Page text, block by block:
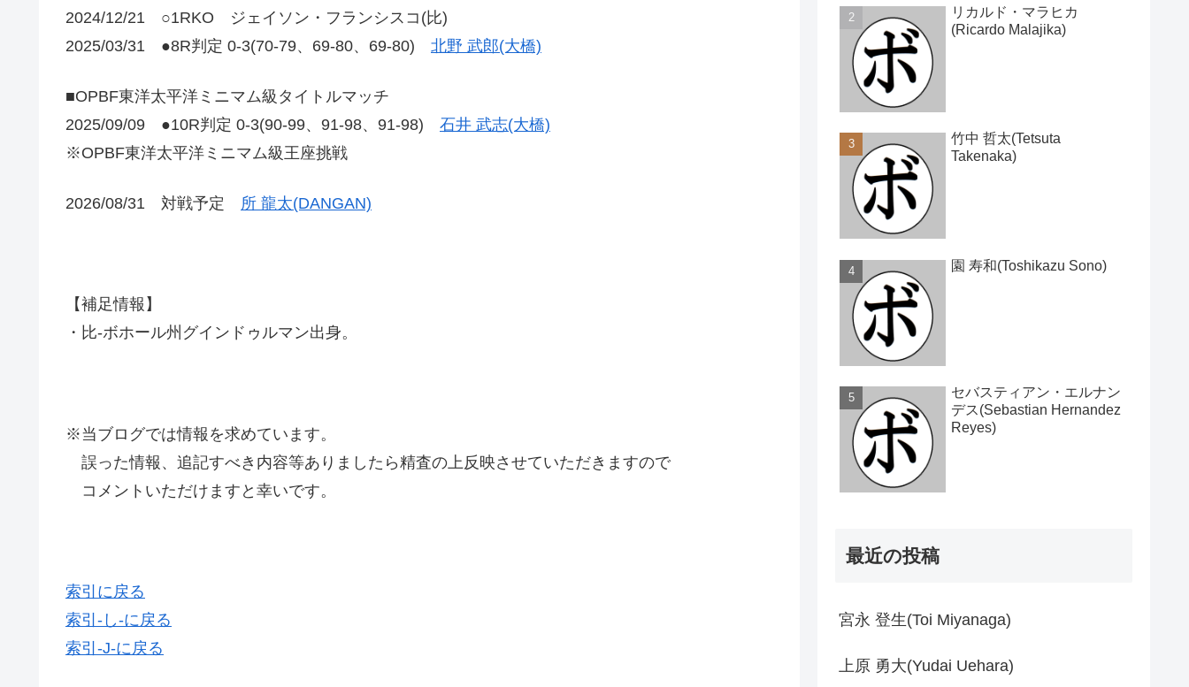
2024/12/21 ○1RKO ジェイソン・フランシスコ(比)
2025/03/31 ●8R判定 0-3(70-79、69-80、69-80) 北野 武郎(大橋)
■OPBF東洋太平洋ミニマム級タイトルマッチ
2025/09/09 ●10R判定 0-3(90-99、91-98、91-98) 石井 武志(大橋)
※OPBF東洋太平洋ミニマム級王座挑戦
2026/08/31 対戦予定 所 龍太(DANGAN)
【補足情報】
・比-ボホール州グインドゥルマン出身。
※当ブログでは情報を求めています。
誤った情報、追記すべき内容等ありましたら精査の上反映させていただきますので
コメントいただけますと幸いです。
索引に戻る
索引-し-に戻る
索引-J-に戻る
リカルド・マラヒカ
(Ricardo Malajika)
竹中 哲太(Tetsuta
Takenaka)
園 寿和(Toshikazu Sono)
セバスティアン・エルナン
デス(Sebastian Hernandez
Reyes)
最近の投稿
宮永 登生(Toi Miyanaga)
上原 勇大(Yudai Uehara)